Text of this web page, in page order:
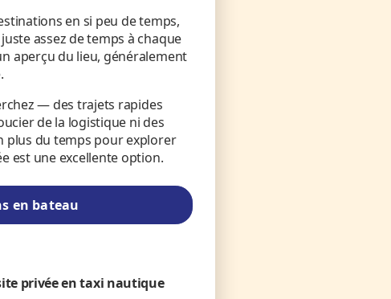
en si peu de temps,
assez de temps à chaque
aperçu du lieu, généralement
— des trajets rapides
de la logistique ni des
plus du temps pour explorer
est une excellente option.
en bateau
privée en taxi nautique